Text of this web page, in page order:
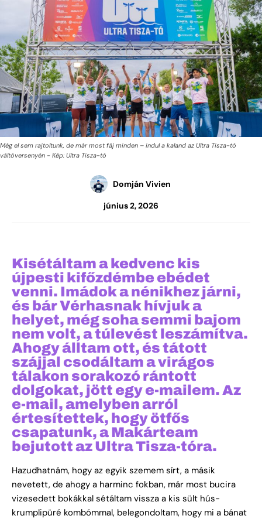
Még el sem rajtoltunk, de már most fáj minden – indul a kaland az Ultra Tisza-tó
váltóversenyén - Kép: Ultra Tisza-tó
Domján Vivien
június 2, 2026
Kisétáltam a kedvenc kis
újpesti kifőzdémbe ebédet
venni. Imádok a nénikhez járni,
és bár Vérhasnak hívjuk a
helyet, még soha semmi bajom
nem volt, a túlevést leszámítva.
Ahogy álltam ott, és tátott
szájjal csodáltam a virágos
tálakon sorakozó rántott
dolgokat, jött egy e-mailem. Az
e-mail, amelyben arról
értesítettek, hogy ötfős
csapatunk, a Makárteam
bejutott az Ultra Tisza-tóra.
Hazudhatnám, hogy az egyik szemem sírt, a másik
nevetett, de ahogy a harminc fokban, már most bucira
vizesedett bokákkal sétáltam vissza a kis sült hús-
krumplipüré kombómmal, belegondoltam, hogy mi a bánat